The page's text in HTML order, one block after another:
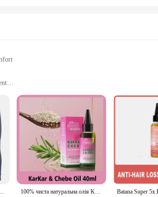
cotton blend that ensures both comfort and
you're recovering from surgery, dealing with
it's also about convenience. The ergonomic
is discreet and unobtrusive, ensuring that you can
basis.
на флісовій підкладці для холодної погоди Верхній низ S-2XL 100% чиста натуральна олія Karkar Chebe Oil Batana Butter Олія для росту волосся Розмарин Відновлення пошкодженого волосся Олія проти випадіння волосся Догляд